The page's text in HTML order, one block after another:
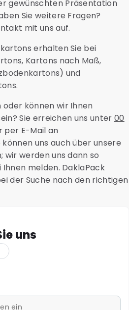
gewünschten Präsentation
Sie weitere Fragen?
mit uns auf.
erhalten Sie bei
Kartons nach Maß,
und
oder können wir Ihnen
Sie erreichen uns unter 00
per E-Mail an
können uns auch über unsere
wir werden uns dann so
melden. DaklaPack
der Suche nach den richtigen
uns